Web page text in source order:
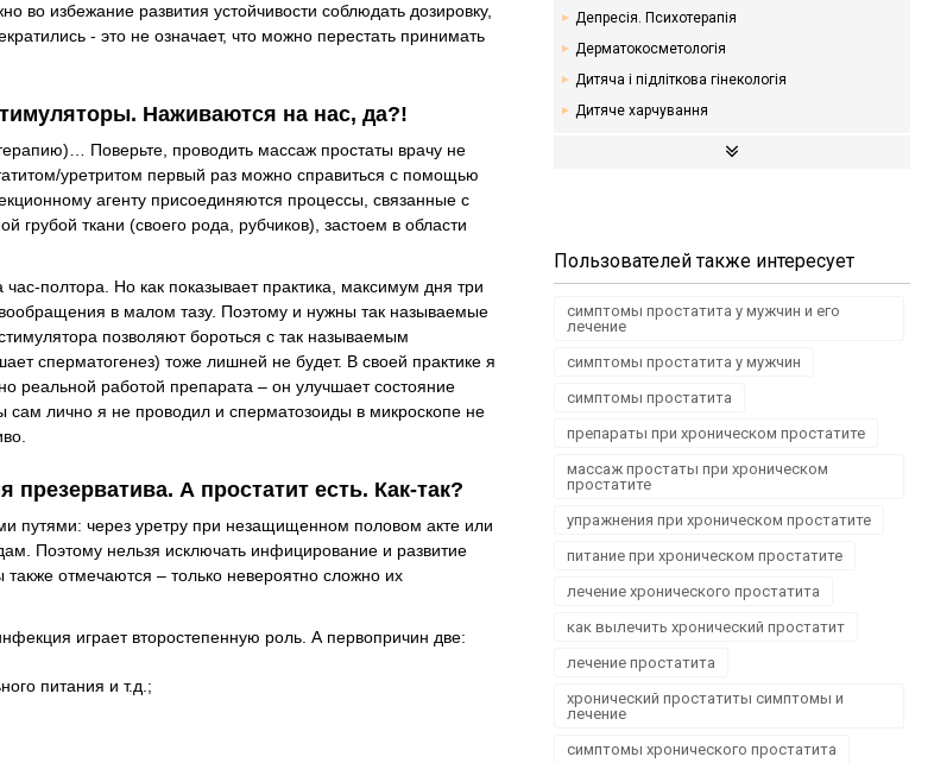
избежание развития устойчивости соблюдать дозировку,
- это не означает, что можно перестать принимать
Наживаются на нас, да?!
Поверьте, проводить массаж простаты врачу не
уретритом первый раз можно справиться с помощью
агенту присоединяются процессы, связанные с
ткани (своего рода, рубчиков), застоем в области
полтора. Но как показывает практика, максимум дня три
в малом тазу. Поэтому и нужны так называемые
позволяют бороться с так называемым
сперматогенез) тоже лишней не будет. В своей практике я
реальной работой препарата – он улучшает состояние
сам лично я не проводил и сперматозоиды в микроскопе не
А простатит есть. Как-так?
путями: через уретру при незащищенном половом акте или
Поэтому нельзя исключать инфицирование и развитие
отмечаются – только невероятно сложно их
играет второстепенную роль. А первопричин две:
питания и т.д.;
Депресія. Психотерапія
Дерматокосметологія
Дитяча і підліткова гінекологія
Дитяче харчування
Ендокринологія. Цукровий діабет
Неврологія
Отоларингологія
Офтальмологія
Травматологія і ортопедія
Пользователей также интересует
симптомы простатита у мужчин и его
лечение
симптомы простатита у мужчин
симптомы простатита
препараты при хроническом простатите
массаж простаты при хроническом
простатите
упражнения при хроническом простатите
питание при хроническом простатите
лечение хронического простатита
как вылечить хронический простатит
лечение простатита
хронический простатиты симптомы и
лечение
симптомы хронического простатита